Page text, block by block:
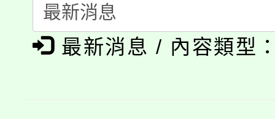
博覽會」之「藝術教育
「2026金融保險知識
車」活動
桃園市115學年度學生
最新消息 / 內容類型